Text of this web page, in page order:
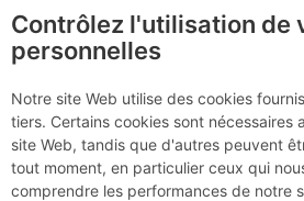
Province of
Type de région limite administrative
Contrôlez l'utilisation de
personnelles
Notre site Web utilise des cookies
tiers. Certains cookies sont nécessaires
site Web, tandis que d'autres peuvent
tout moment, en particulier ceux qui
comprendre les performances de notre